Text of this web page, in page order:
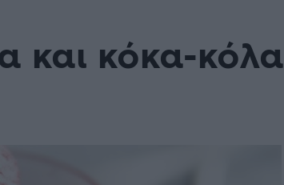
και κόκα-κόλα